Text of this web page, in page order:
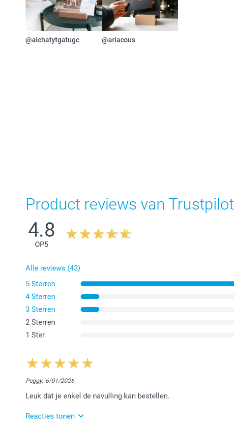
@aichatytgatugc @ariacous
Product reviews van Trustpilot
4.8
OP5
Alle reviews (43)
5 Sterren
4 Sterren
3 Sterren
2 Sterren
1 Ster
Peggy, 6/01/2026
Leuk dat je enkel de navulling kan bestellen.
Reacties tonen